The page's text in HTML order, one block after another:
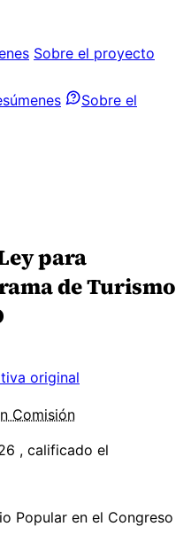
Sobre el proyecto
Sobre el
para
de Turismo
original
Comisión
, calificado el
Popular en el Congreso